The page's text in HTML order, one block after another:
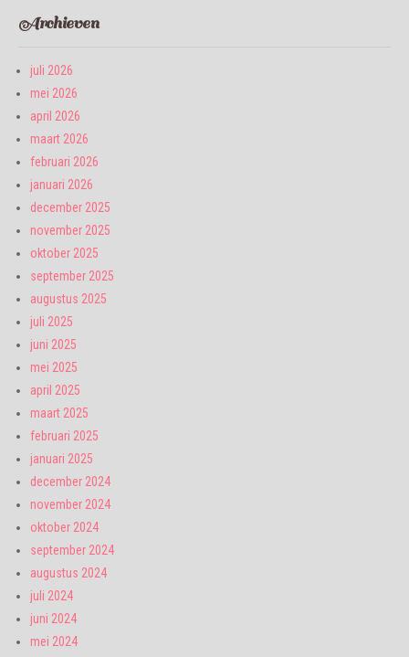
Archieven
juli 2026
mei 2026
april 2026
maart 2026
februari 2026
januari 2026
december 2025
november 2025
oktober 2025
september 2025
augustus 2025
juli 2025
juni 2025
mei 2025
april 2025
maart 2025
februari 2025
januari 2025
december 2024
november 2024
oktober 2024
september 2024
augustus 2024
juli 2024
juni 2024
mei 2024